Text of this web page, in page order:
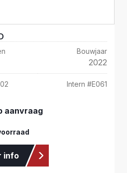
Bouwjaar
2022
Intern #E061
aanvraag
info